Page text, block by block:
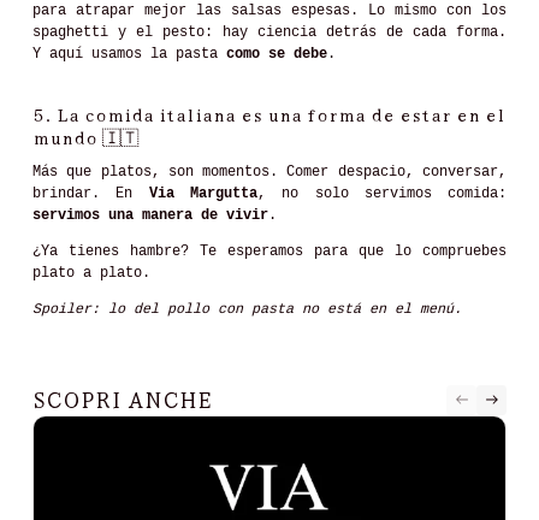
para atrapar mejor las salsas espesas. Lo mismo con los
spaghetti y el pesto: hay ciencia detrás de cada forma.
Y aquí usamos la pasta como se debe.
5. La comida italiana es una forma de estar en el
mundo 🇮🇹
Más que platos, son momentos. Comer despacio, conversar,
brindar. En Via Margutta, no solo servimos comida:
servimos una manera de vivir.
¿Ya tienes hambre? Te esperamos para que lo compruebes
plato a plato.
Spoiler: lo del pollo con pasta no está en el menú.
SCOPRI ANCHE